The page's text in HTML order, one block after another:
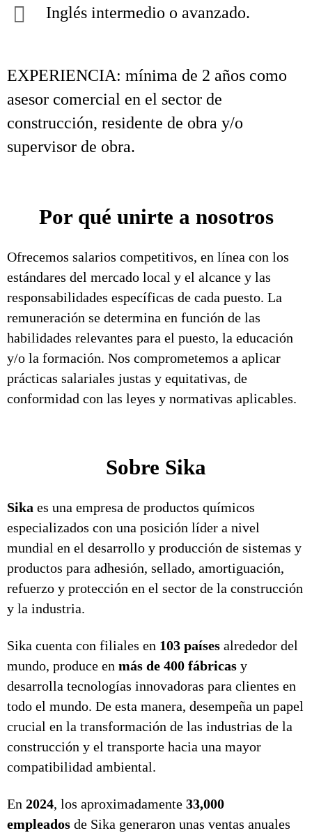
Inglés intermedio o avanzado.
EXPERIENCIA: mínima de 2 años como
asesor comercial en el sector de
construcción, residente de obra y/o
supervisor de obra.
Por qué unirte a nosotros
Ofrecemos salarios competitivos, en línea con los
estándares del mercado local y el alcance y las
responsabilidades específicas de cada puesto. La
remuneración se determina en función de las
habilidades relevantes para el puesto, la educación
y/o la formación. Nos comprometemos a aplicar
prácticas salariales justas y equitativas, de
conformidad con las leyes y normativas aplicables.
Sobre Sika
Sika es una empresa de productos químicos
especializados con una posición líder a nivel
mundial en el desarrollo y producción de sistemas y
productos para adhesión, sellado, amortiguación,
refuerzo y protección en el sector de la construcción
y la industria.
Sika cuenta con filiales en 103 países alrededor del
mundo, produce en más de 400 fábricas y
desarrolla tecnologías innovadoras para clientes en
todo el mundo. De esta manera, desempeña un papel
crucial en la transformación de las industrias de la
construcción y el transporte hacia una mayor
compatibilidad ambiental.
En 2024, los aproximadamente 33,000
empleados de Sika generaron unas ventas anuales